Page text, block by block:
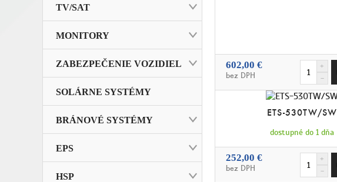
TV/SAT
MONITORY
ZABEZPEČENIE VOZIDIEL
SOLÁRNE SYSTÉMY
BRÁNOVÉ SYSTÉMY
EPS
HSP
602,00 €
bez DPH
ETS-530TW/SW
dostupné do 1 dňa
252,00 €
bez DPH